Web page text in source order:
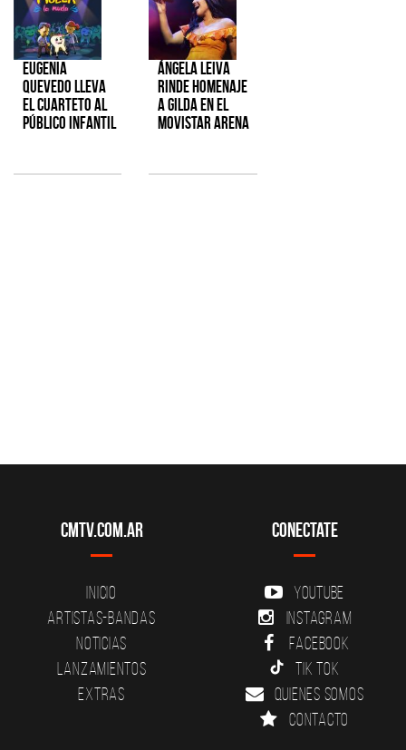
Eugenia
Quevedo lleva
el cuarteto al
público infantil
Ángela Leiva
rinde homenaje
a Gilda en el
Movistar Arena
CMTV.com.ar
Inicio
Artistas-Bandas
Noticias
Lanzamientos
Extras
Conectate
YouTube
Instagram
Facebook
Tik Tok
Quienes somos
Contacto